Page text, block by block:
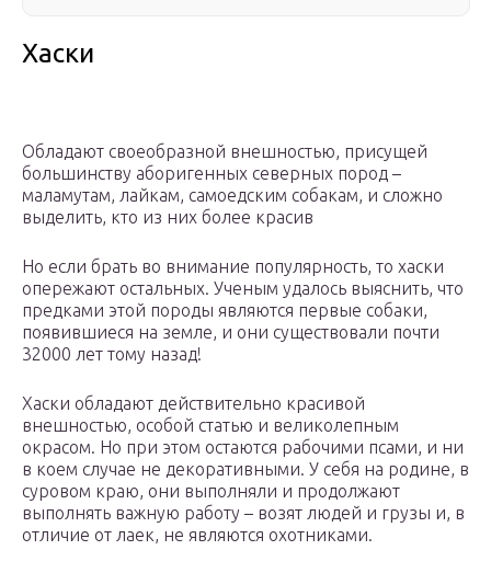
Хаски
Обладают своеобразной внешностью, присущей
большинству аборигенных северных пород –
маламутам, лайкам, самоедским собакам, и сложно
выделить, кто из них более красив
Но если брать во внимание популярность, то хаски
опережают остальных. Ученым удалось выяснить, что
предками этой породы являются первые собаки,
появившиеся на земле, и они существовали почти
32000 лет тому назад!
Хаски обладают действительно красивой
внешностью, особой статью и великолепным
окрасом. Но при этом остаются рабочими псами, и ни
в коем случае не декоративными. У себя на родине, в
суровом краю, они выполняли и продолжают
выполнять важную работу – возят людей и грузы и, в
отличие от лаек, не являются охотниками.